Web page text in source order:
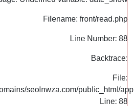
Filename: front/read.php
Line Number: 88
Backtrace:
File:
seolnwza.com/public_html/
Line: 88